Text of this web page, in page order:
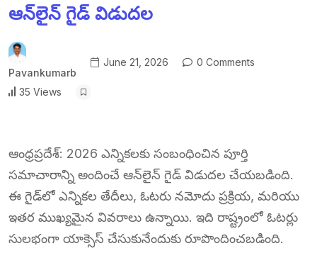
ఆన్‌లైన్ గైడ్ విడుదల
Pavankumarb
June 21, 2026 0 Comments
35 Views
ఆంధ్రప్రదేశ్: 2026 ఎన్నికలకు సంబంధించిన పూర్తి
సమాచారాన్ని అందించే ఆన్‌లైన్ గైడ్ విడుదల చేయబడింది.
ఈ గైడ్‌లో ఎన్నికల తేదీలు, ఓటరు నమోదు ప్రక్రియ, మరియు
ఇతర ముఖ్యమైన వివరాలు ఉన్నాయి. ఇది రాష్ట్రంలో ఓటర్లు
సులభంగా యాక్సెస్ చేసుకునేందుకు రూపొందించబడింది.